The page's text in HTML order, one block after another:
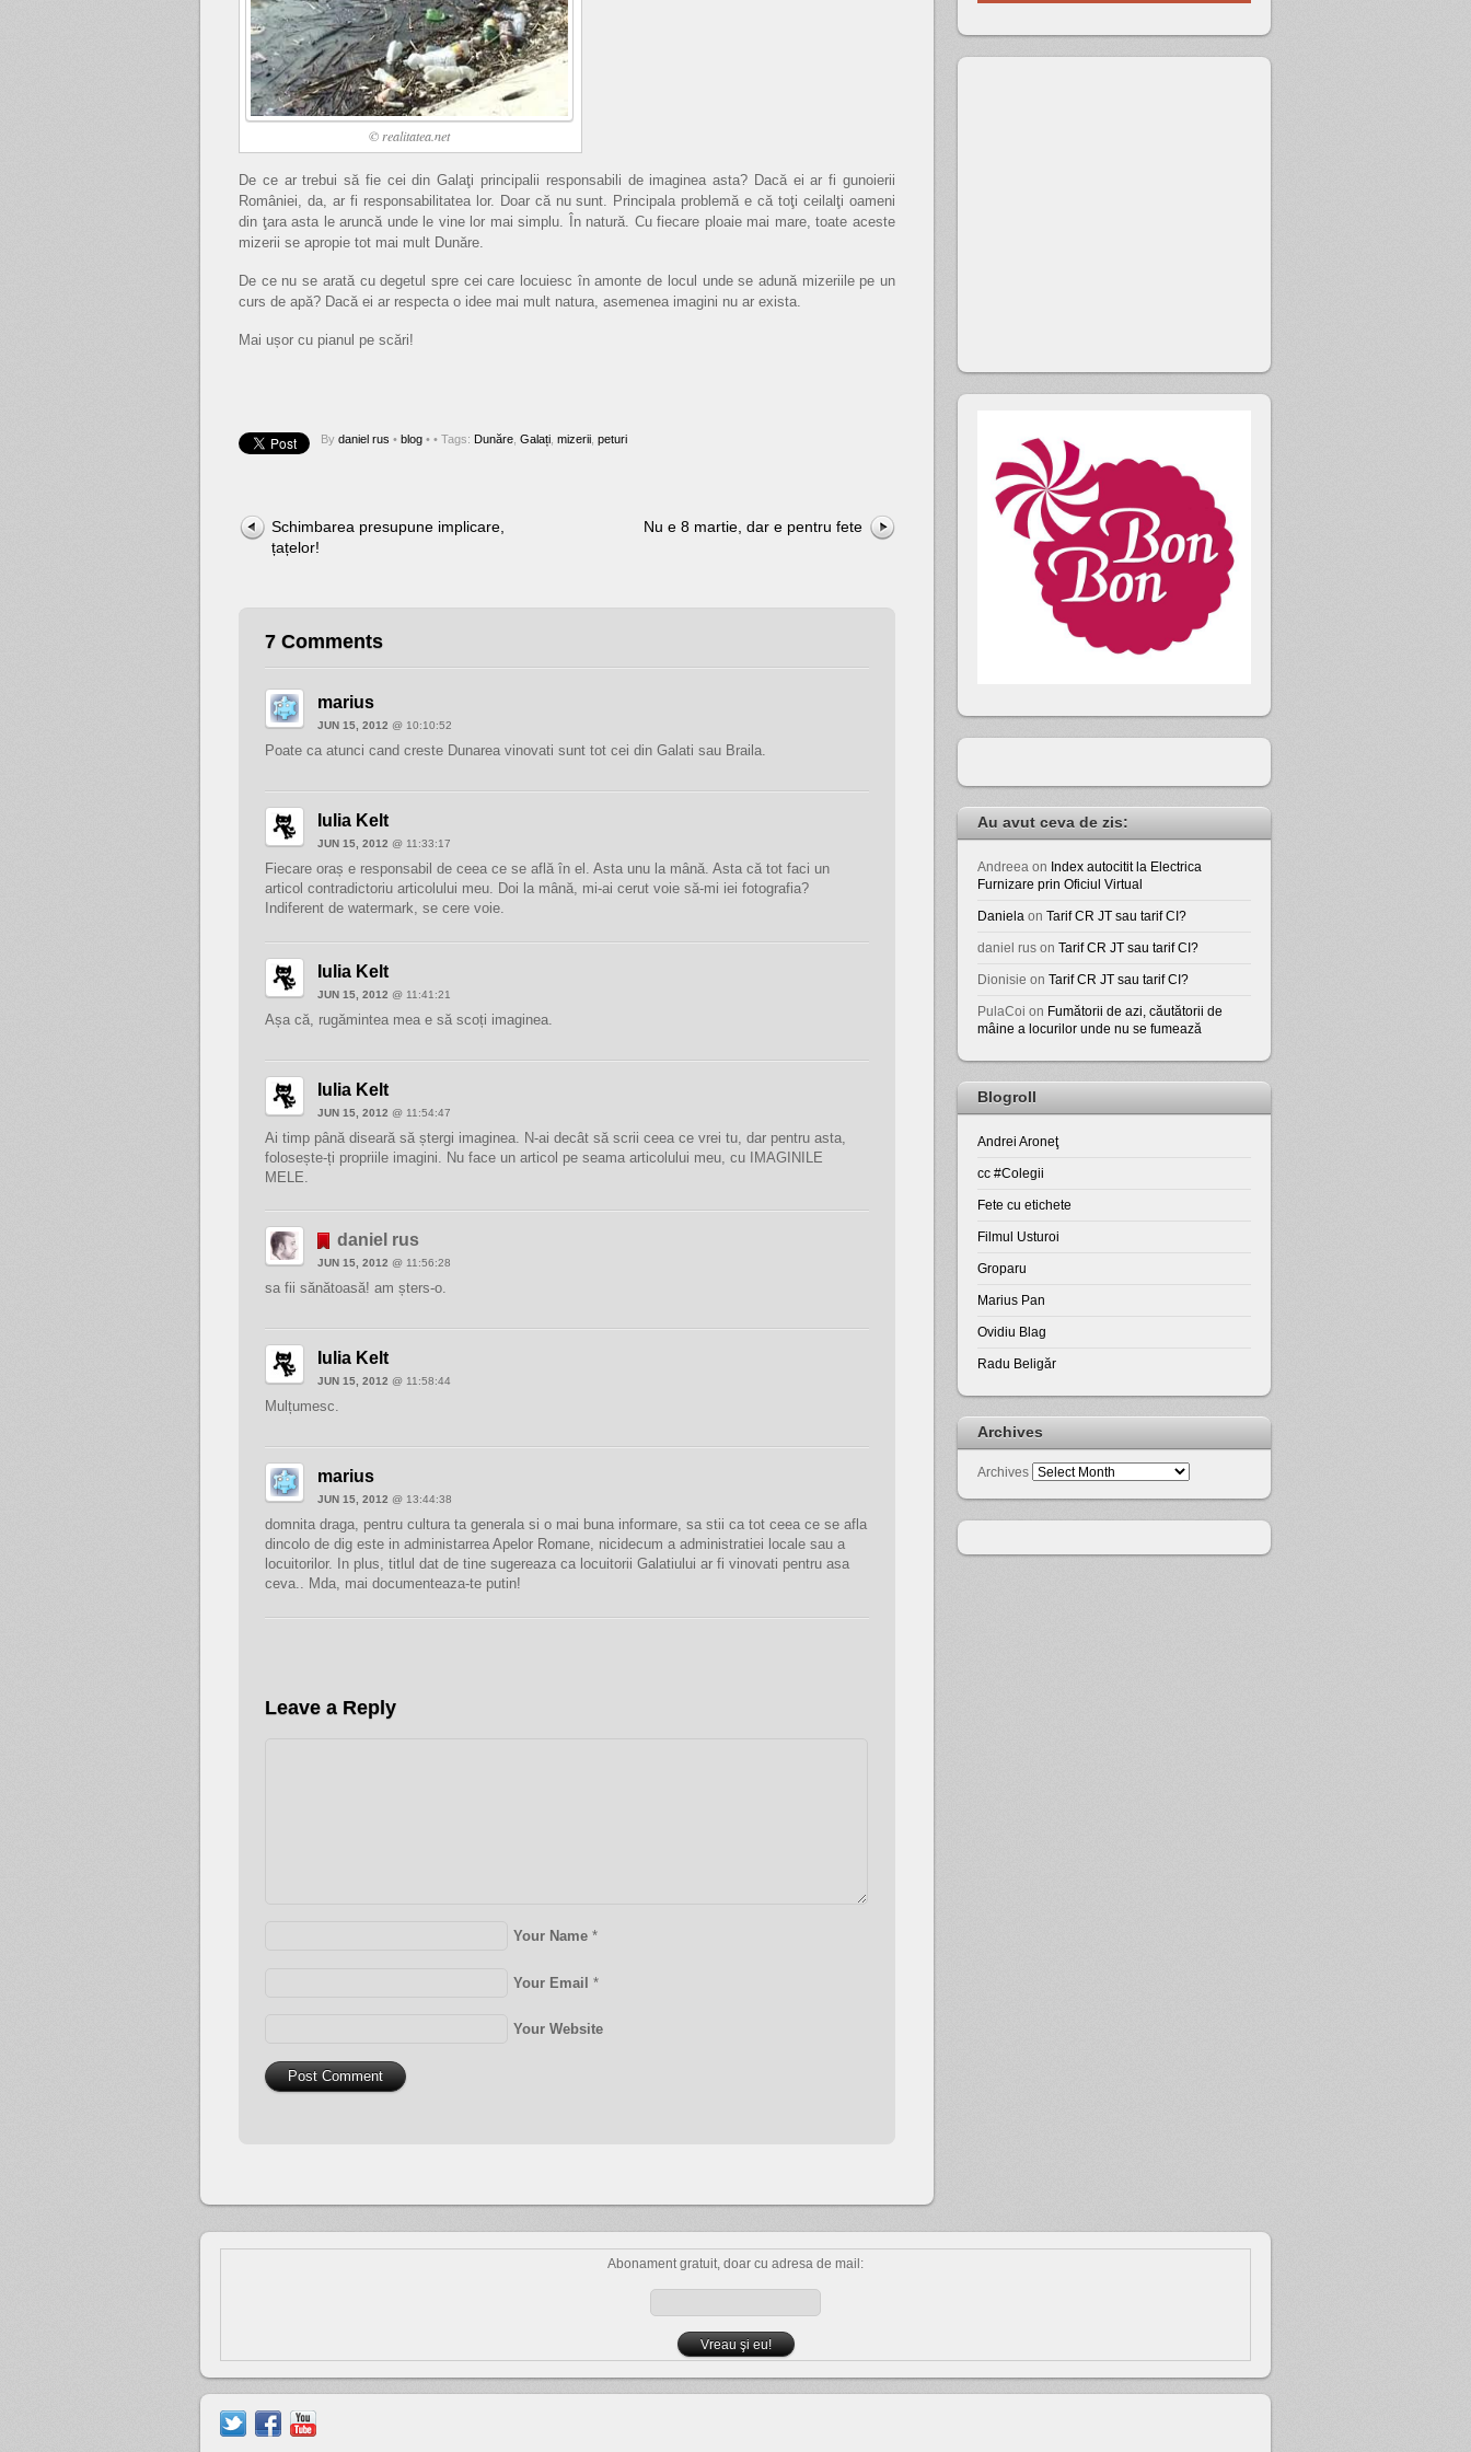
© realitatea.net
De ce ar trebui să fie cei din Galaţi principalii responsabili de imaginea asta? Dacă ei ar fi gunoierii
României, da, ar fi responsabilitatea lor. Doar că nu sunt. Principala problemă e că toţi ceilalţi oameni
din ţara asta le aruncă unde le vine lor mai simplu. În natură. Cu fiecare ploaie mai mare, toate aceste
mizerii se apropie tot mai mult Dunăre.
De ce nu se arată cu degetul spre cei care locuiesc în amonte de locul unde se adună mizeriile pe un
curs de apă? Dacă ei ar respecta o idee mai mult natura, asemenea imagini nu ar exista.
Mai ușor cu pianul pe scări!
By daniel rus • blog • • Tags: Dunăre Galați mizerii peturi
Schimbarea presupune implicare,
țațelor!
Nu e 8 martie, dar e pentru fete
7 Comments
marius
JUN 15, 2012 @ 10:10:52
Poate ca atunci cand creste Dunarea vinovati sunt tot cei din Galati sau Braila.
Iulia Kelt
JUN 15, 2012 @ 11:33:17
Fiecare oraș e responsabil de ceea ce se află în el. Asta unu la mână. Asta că tot faci un
articol contradictoriu articolului meu. Doi la mână, mi-ai cerut voie să-mi iei fotografia?
Indiferent de watermark, se cere voie.
Iulia Kelt
JUN 15, 2012 @ 11:41:21
Așa că, rugămintea mea e să scoți imaginea.
Iulia Kelt
JUN 15, 2012 @ 11:54:47
Ai timp până diseară să ștergi imaginea. N-ai decât să scrii ceea ce vrei tu, dar pentru asta,
folosește-ți propriile imagini. Nu face un articol pe seama articolului meu, cu IMAGINILE
MELE.
daniel rus
JUN 15, 2012 @ 11:56:28
sa fii sănătoasă! am șters-o.
Iulia Kelt
JUN 15, 2012 @ 11:58:44
Mulțumesc.
marius
JUN 15, 2012 @ 13:44:38
domnita draga, pentru cultura ta generala si o mai buna informare, sa stii ca tot ceea ce se afla
dincolo de dig este in administarrea Apelor Romane, nicidecum a administratiei locale sau a
locuitorilor. In plus, titlul dat de tine sugereaza ca locuitorii Galatiului ar fi vinovati pentru asa
ceva.. Mda, mai documenteaza-te putin!
Leave a Reply
Your Name *
Your Email *
Your Website
Au avut ceva de zis:
Andreea on Index autocitit la Electrica
Furnizare prin Oficiul Virtual
Daniela on Tarif CR JT sau tarif CI?
daniel rus on Tarif CR JT sau tarif CI?
Dionisie on Tarif CR JT sau tarif CI?
PulaCoi on Fumătorii de azi, căutătorii de
mâine a locurilor unde nu se fumează
Blogroll
Andrei Aroneţ
cc #Colegii
Fete cu etichete
Filmul Usturoi
Groparu
Marius Pan
Ovidiu Blag
Radu Beligăr
Archives
Archives
Abonament gratuit, doar cu adresa de mail: